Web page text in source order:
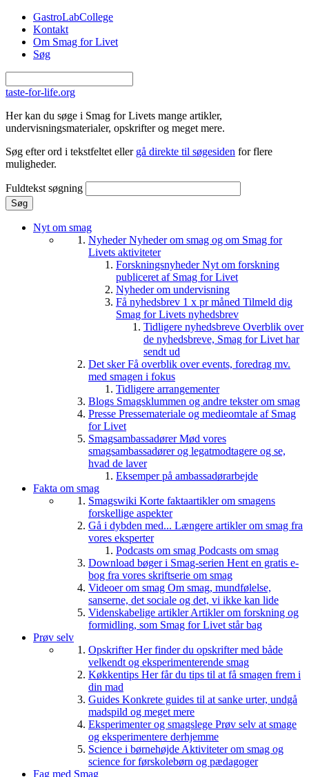
Gå til hovedindhold
GastroLabCollege
Kontakt
Om Smag for Livet
Søg
taste-for-life.org
Her kan du søge i Smag for Livets mange artikler,
undervisningsmaterialer, opskrifter og meget mere.
Søg efter ord i tekstfeltet eller gå direkte til søgesiden for flere
muligheder.
Fuldtekst søgning
Nyt om smag
NyhederNyheder om smag og om Smag for
Livets aktiviteter
ForskningsnyhederNyt om forskning
publiceret af Smag for Livet
Nyheder om undervisning
Få nyhedsbrev 1 x pr måned Tilmeld dig
Smag for Livets nyhedsbrev
Tidligere nyhedsbreve Overblik over
de nyhedsbreve, Smag for Livet har
sendt ud
Det skerFå overblik over events, foredrag mv.
med smagen i fokus
Tidligere arrangementer
Blogs Smagsklummen og andre tekster om smag
Presse Pressemateriale og medieomtale af Smag
for Livet
SmagsambassadørerMød vores
smagsambassadører og legatmodtagere og se,
hvad de laver
Eksemper på ambassadørarbejde
Fakta om smag
Smagswiki Korte faktaartikler om smagens
forskellige aspekter
Gå i dybden med... Længere artikler om smag fra
vores eksperter
Podcasts om smag Podcasts om smag
Download bøger i Smag-serien Hent en gratis e-
bog fra vores skriftserie om smag
Videoer om smag Om smag, mundfølelse,
sanserne, det sociale og det, vi ikke kan lide
Videnskabelige artiklerArtikler om forskning og
formidling, som Smag for Livet står bag
Prøv selv
OpskrifterHer finder du opskrifter med både
velkendt og eksperimenterende smag
Køkkentips Her får du tips til at få smagen frem i
din mad
Guides Konkrete guides til at sanke urter, undgå
madspild og meget mere
Eksperimenter og smagslege Prøv selv at smage
og eksperimentere derhjemme
Science i børnehøjde Aktiviteter om smag og
science for førskolebørn og pædagoger
Fag med Smag